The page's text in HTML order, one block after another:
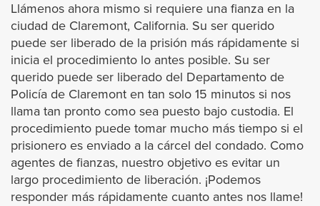
Inglewood
Industry
Lancaster
Lawndale
Lakewood
Llámenos ahora mismo si requiere una fianza en la
ciudad de Claremont, California. Su ser querido
puede ser liberado de la prisión más rápidamente si
inicia el procedimiento lo antes posible. Su ser
querido puede ser liberado del Departamento de
Policía de Claremont en tan solo 15 minutos si nos
llama tan pronto como sea puesto bajo custodia. El
procedimiento puede tomar mucho más tiempo si el
prisionero es enviado a la cárcel del condado. Como
agentes de fianzas, nuestro objetivo es evitar un
largo procedimiento de liberación. ¡Podemos
responder más rápidamente cuanto antes nos llame!